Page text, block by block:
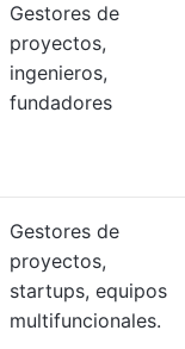
Gestores de
proyectos,
ingenieros,
fundadores
Gestores de
proyectos,
startups, equipos
multifuncionales.